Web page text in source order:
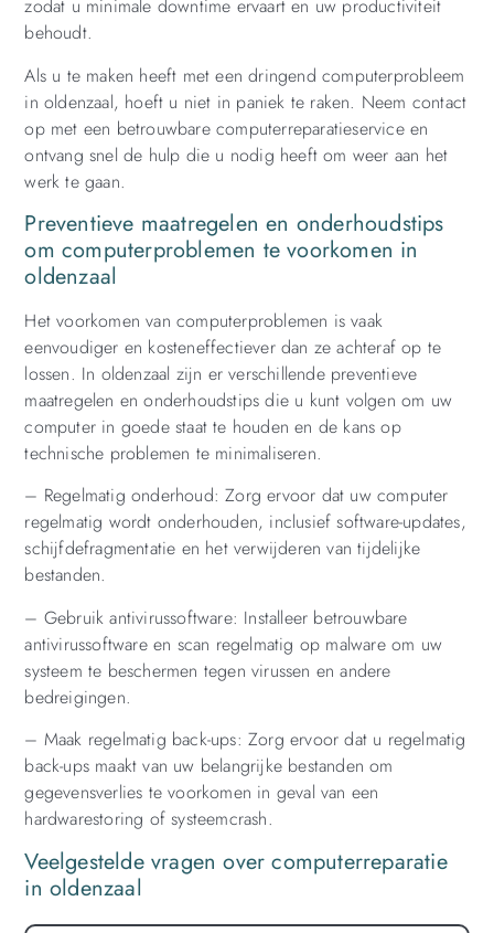
zodat u minimale downtime ervaart en uw productiviteit
behoudt.
Als u te maken heeft met een dringend computerprobleem
in oldenzaal, hoeft u niet in paniek te raken. Neem contact
op met een betrouwbare computerreparatieservice en
ontvang snel de hulp die u nodig heeft om weer aan het
werk te gaan.
Preventieve maatregelen en onderhoudstips
om computerproblemen te voorkomen in
oldenzaal
Het voorkomen van computerproblemen is vaak
eenvoudiger en kosteneffectiever dan ze achteraf op te
lossen. In oldenzaal zijn er verschillende preventieve
maatregelen en onderhoudstips die u kunt volgen om uw
computer in goede staat te houden en de kans op
technische problemen te minimaliseren.
– Regelmatig onderhoud: Zorg ervoor dat uw computer
regelmatig wordt onderhouden, inclusief software-updates,
schijfdefragmentatie en het verwijderen van tijdelijke
bestanden.
– Gebruik antivirussoftware: Installeer betrouwbare
antivirussoftware en scan regelmatig op malware om uw
systeem te beschermen tegen virussen en andere
bedreigingen.
– Maak regelmatig back-ups: Zorg ervoor dat u regelmatig
back-ups maakt van uw belangrijke bestanden om
gegevensverlies te voorkomen in geval van een
hardwarestoring of systeemcrash.
Veelgestelde vragen over computerreparatie
in oldenzaal